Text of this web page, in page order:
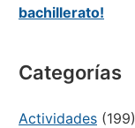
bachillerato!
Categorías
Actividades (199)